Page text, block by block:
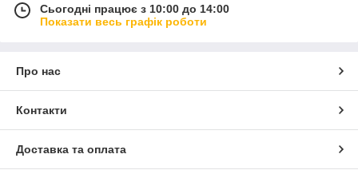
Сьогодні працює з 10:00 до 14:00
Показати весь графік роботи
Про нас
Контакти
Доставка та оплата